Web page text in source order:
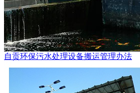
自贡环保污水处理设备搬运管理办法